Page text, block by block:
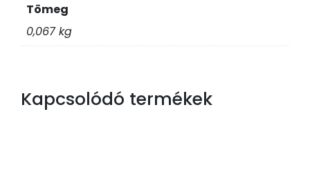
Tömeg
0,067 kg
Kapcsolódó termékek